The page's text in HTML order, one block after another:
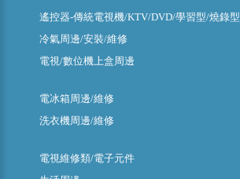
遙控器-傳統電視機/KTV/DVD/學習型/燒錄型
冷氣周邊/安裝/維修
電視/數位機上盒周邊
電冰箱周邊/維修
洗衣機周邊/維修
電視維修類/電子元件